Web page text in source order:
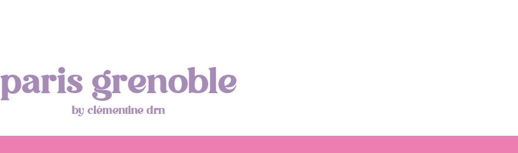
paris grenoble
by clémentine drn